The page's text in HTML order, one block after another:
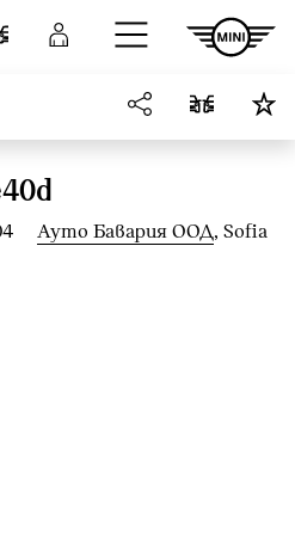
CравнетеВход
Ауто Бавария ООД, Sofia